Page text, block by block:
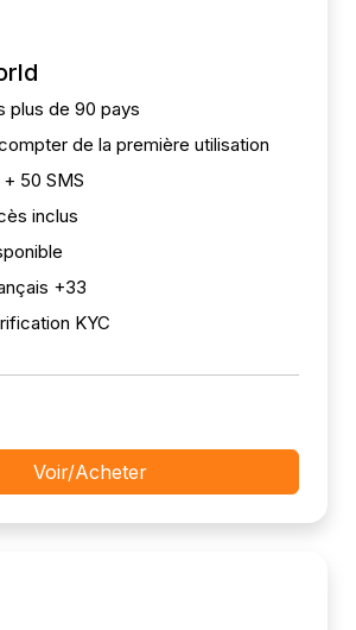
plus de 90 pays
de la première utilisation
50 SMS
inclus
+33
KYC
Voir/Acheter